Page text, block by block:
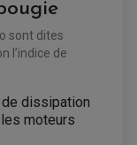
sont dites
l’indice de
dissipation
moteurs